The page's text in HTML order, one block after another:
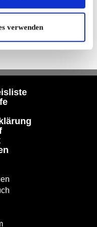
verwenden
auf dem Laufenden.